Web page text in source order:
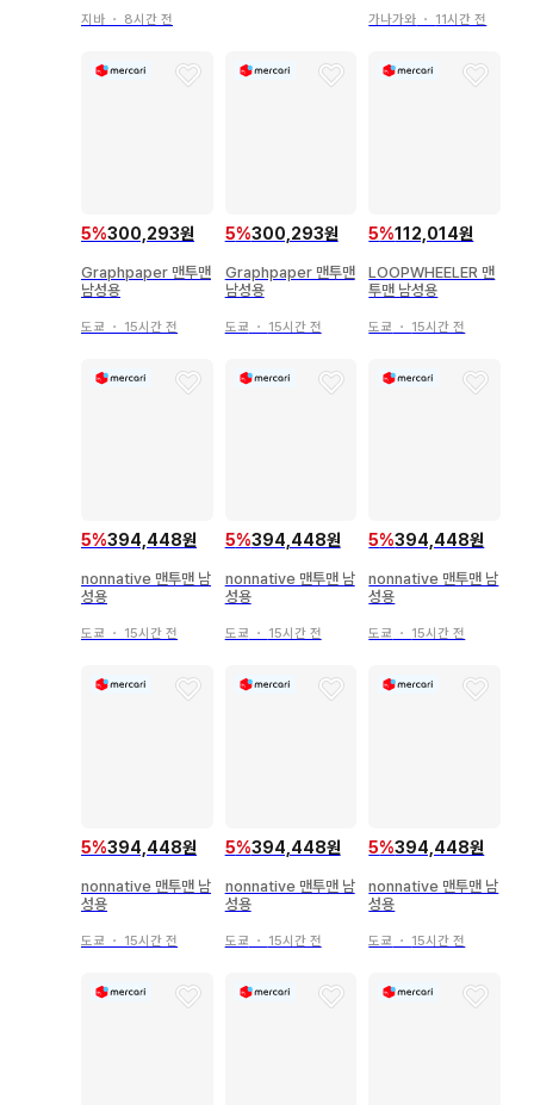
지바 ・ 8시간 전 가나가와 ・ 11시간 전
5%300,293원
Graphpaper 맨투맨
남성용
도쿄 ・ 15시간 전
5%300,293원
Graphpaper 맨투맨
남성용
도쿄 ・ 15시간 전
5%112,014원
LOOPWHEELER 맨
투맨 남성용
도쿄 ・ 15시간 전
5%394,448원
nonnative 맨투맨 남
성용
도쿄 ・ 15시간 전
5%394,448원
nonnative 맨투맨 남
성용
도쿄 ・ 15시간 전
5%394,448원
nonnative 맨투맨 남
성용
도쿄 ・ 15시간 전
5%394,448원
nonnative 맨투맨 남
성용
도쿄 ・ 15시간 전
5%394,448원
nonnative 맨투맨 남
성용
도쿄 ・ 15시간 전
5%394,448원
nonnative 맨투맨 남
성용
도쿄 ・ 15시간 전